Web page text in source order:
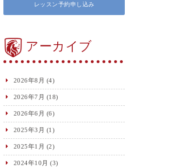
レッスン予約申し込み
アーカイブ
2026年8月 (4)
2026年7月 (18)
2026年6月 (6)
2025年3月 (1)
2025年1月 (2)
2024年10月 (3)